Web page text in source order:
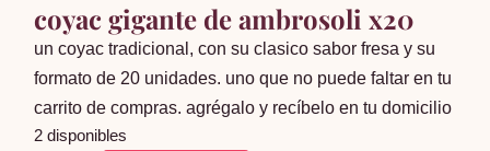
coyac gigante de ambrosoli x20
un coyac tradicional, con su clasico sabor fresa y su
formato de 20 unidades. uno que no puede faltar en tu
carrito de compras. agrégalo y recíbelo en tu domicilio
2 disponibles